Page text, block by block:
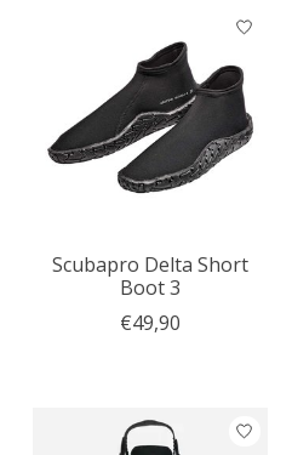
Scubapro Delta Short
Boot 3
€49,90